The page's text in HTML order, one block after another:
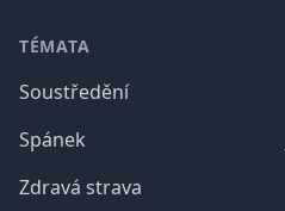
TÉMATA
Soustředění
Spánek
Zdravá strava